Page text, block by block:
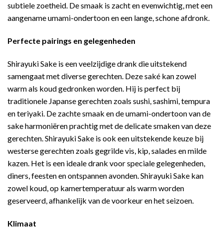
subtiele zoetheid. De smaak is zacht en evenwichtig, met een
aangename umami-ondertoon en een lange, schone afdronk.
Perfecte pairings en gelegenheden
Shirayuki Sake is een veelzijdige drank die uitstekend
samengaat met diverse gerechten. Deze saké kan zowel
warm als koud gedronken worden. Hij is perfect bij
traditionele Japanse gerechten zoals sushi, sashimi, tempura
en teriyaki. De zachte smaak en de umami-ondertoon van de
sake harmoniëren prachtig met de delicate smaken van deze
gerechten. Shirayuki Sake is ook een uitstekende keuze bij
westerse gerechten zoals gegrilde vis, kip, salades en milde
kazen. Het is een ideale drank voor speciale gelegenheden,
diners, feesten en ontspannen avonden. Shirayuki Sake kan
zowel koud, op kamertemperatuur als warm worden
geserveerd, afhankelijk van de voorkeur en het seizoen.
Klimaat